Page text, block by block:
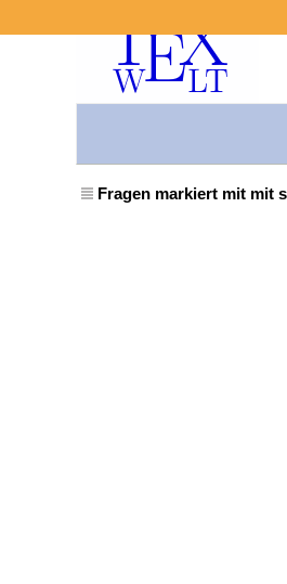
Fragen markiert mit mit